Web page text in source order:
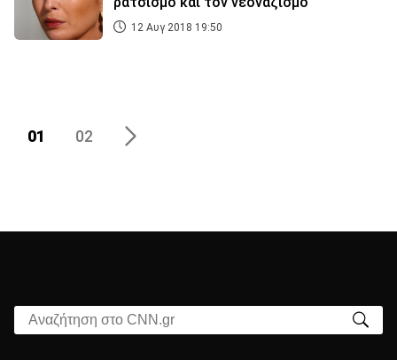
12 Αυγ 2018 19:50
01 02
Αναζήτηση στο CNN.gr